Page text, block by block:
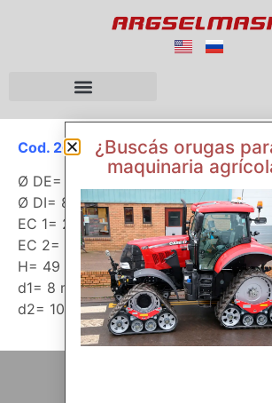
Cod. 26013
Ø DE= 344 mm
Ø DI= 88 mm
EC 1= 273 mm
EC 2= 116 mm
H= 49 mm
d1= 8 mm
d2= 10 mm
¿Buscás orugas
maquinaria